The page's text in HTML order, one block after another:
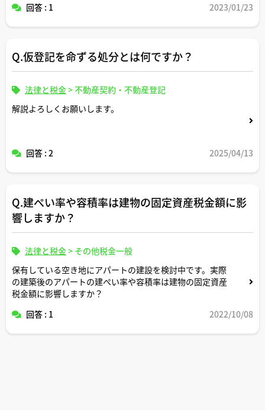
賃貸契約にはそもそも種類がなく媒介のみになるのは正し
回答 : 1 2023/01/23
Q.仮登記を命ずる処分とは何ですか？
法律と税金>不動産契約・不動産登記
解説よろしくお願いします。
回答 : 2 2025/04/13
Q.建ぺい率や容積率は建物の固定資産税金額に影
響しますか？
法律と税金> その他税金一般
保有している空き地にアパートの建設を検討中です。実際
の建築後のアパートの建ぺい率や容積率は建物の固定資産
税金額に影響しますか？
回答 : 1
2022/10/08